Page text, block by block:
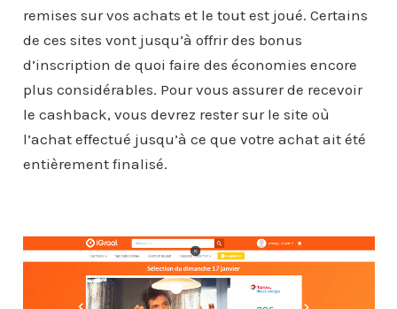
remises sur vos achats et le tout est joué. Certains
de ces sites vont jusqu’à offrir des bonus
d’inscription de quoi faire des économies encore
plus considérables. Pour vous assurer de recevoir
le cashback, vous devrez rester sur le site où
l’achat effectué jusqu’à ce que votre achat ait été
entièrement finalisé.